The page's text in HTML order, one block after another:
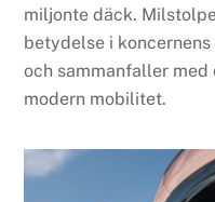
miljonte däck.
betydelse i
och sammanfaller
modern mobilitet.